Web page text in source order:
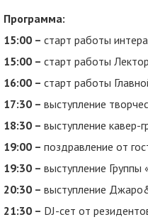
Программа:
15:00 – старт работы
15:00 – старт работы
16:00 – старт работы
17:30 – выступление
18:30 – выступление кавер-
19:00 – поздравление от
19:30 – выступление Группы
20:30 – выступление
21:30 – DJ-сет от